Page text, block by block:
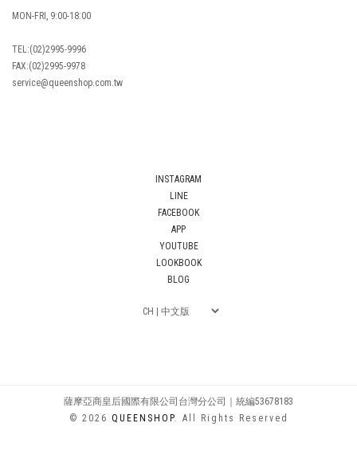
MON-FRI, 9:00-18:00
TEL:(02)2995-9996
FAX:(02)2995-9978
service@queenshop.com.tw
INSTAGRAM
LINE
FACEBOOK
APP
YOUTUBE
LOOKBOOK
BLOG
薩摩亞商皇后國際有限公司台灣分公司｜統編53678183
© 2026 QUEENSHOP. All Rights Reserved